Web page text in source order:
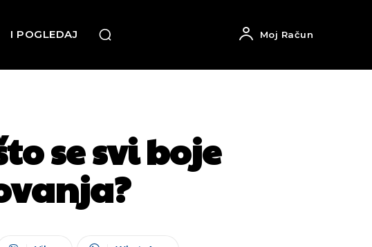
I POGLEDAJ Moj Račun
se svi boje